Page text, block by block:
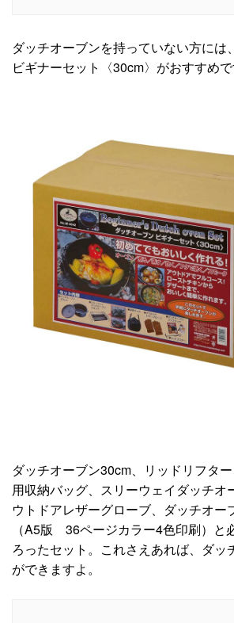
ダッチオーブンを持っていない方には
ビギナーセット〈30cm〉がおすすめで
ダッチオーブン30cm、リッドリフタ
用収納バッグ、スリーウェイダッチオ
ウトドアレザーグローブ、ダッチオー
（A5版 36ページカラー4色印刷）と
ろったセット。これさえあれば、ダッ
ができますよ。